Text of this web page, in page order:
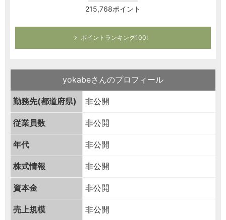
215,768ポイント
ポイントランキング100!
yokabeさんのプロフィール
勤務先(都道府県) 非公開
従業員数 非公開
年代 非公開
株式情報 非公開
資本金 非公開
売上規模 非公開